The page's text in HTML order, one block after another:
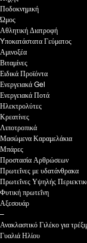
Ποδοκνημική
Ώμος
Αθλητική Διατροφή
Yποκατάστατα Γεύματος
Αμινοξέα
Βιταμίνες
Ειδικά Προϊόντα
Ενεργειακά Gel
Ενεργειακά Ποτά
Ηλεκτρολύτες
Κρεατίνες
Λιποτροπικά
Μασώμενα Καραμελάκια
Μπάρες
Προστασία Αρθρώσεων
Πρωτεΐνες με υδατάνθρακα
Πρωτεΐνες Υψηλής
Φυτική πρωτεΐνη
Αξεσουάρ
–
Ανακλαστικό Γιλέκο για
Γυαλιά Ηλίου